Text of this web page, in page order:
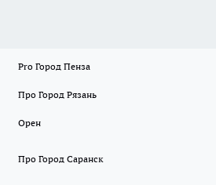
Pro Город Пенза
Про Город Рязань
Орен
Про Город Саранск